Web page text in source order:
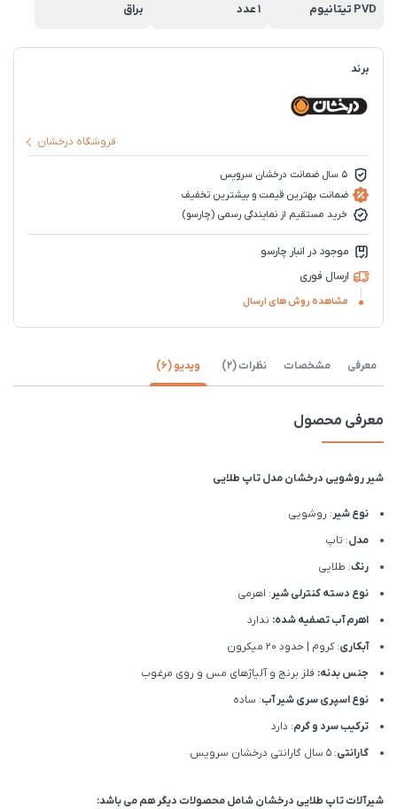
PVD تیتانیوم
1 عدد
براق
برند
فروشگاه درخشان
5 سال ضمانت درخشان سرویس
ضمانت بهترین قیمت و بیشترین تخفیف
خرید مستقیم از نمایندگی رسمی (چارسو)
موجود در انبار چارسو
ارسال فوری
مشاهده روش های ارسال
معرفی مشخصات نظرات (2) ویدیو (6)
معرفی محصول
شیر روشویی درخشان مدل تاپ طلایی
نوع شیر: روشویی
مدل: تاپ
رنگ: طلایی
نوع دسته کنترلی شیر: اهرمی
اهرم آب تصفیه شده: ندارد
آبکاری: کروم | حدود 20 میکرون
جنس بدنه: فلز برنج و آلیاژهای مس و روی مرغوب
نوع اسپری سری شیر آب: ساده
ترکیب سرد و گرم: دارد
گارانتی: 5 سال گارانتی درخشان سرویس
شیرآلات تاپ طلایی درخشان شامل محصولات دیگر هم می باشد: